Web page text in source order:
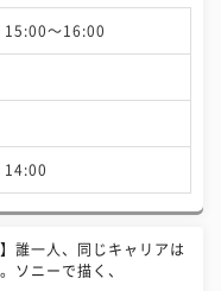
15:00〜16:00
14:00
】誰一人、同じキャリアは
ソニーで描く、